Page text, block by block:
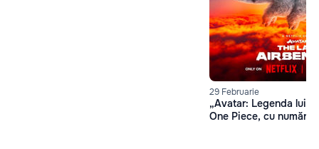
29 Februarie
„Avatar: Legenda lui
One Piece, cu număr